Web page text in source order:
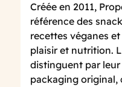
Créée en 2011,
référence des
recettes véganes
plaisir et nutrition.
distinguent par
packaging